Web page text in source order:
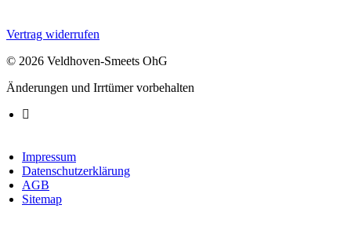
Vertrag widerrufen
© 2026 Veldhoven-Smeets OhG
Änderungen und Irrtümer vorbehalten
Impressum
Datenschutzerklärung
AGB
Sitemap